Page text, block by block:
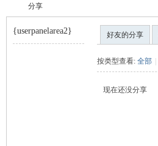
分享
{userpanelarea2} 好友的分享
按类型查看: 全部
现在还没分享